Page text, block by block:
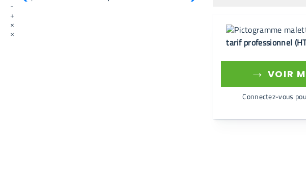
-
+
×
×
tarif professionnel
→ VOIR
Connectez-vous